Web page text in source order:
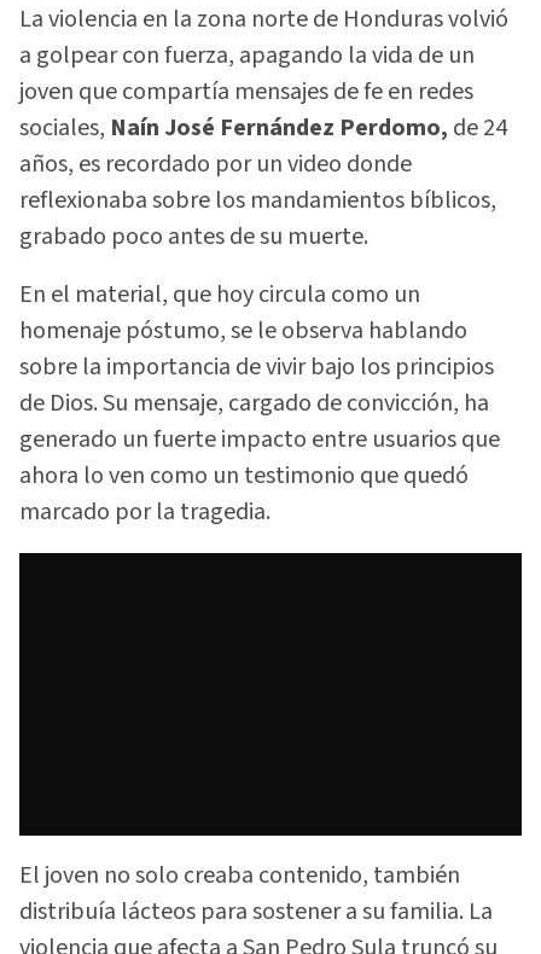
La violencia en la zona norte de Honduras volvió
a golpear con fuerza, apagando la vida de un
joven que compartía mensajes de fe en redes
sociales, Naín José Fernández Perdomo, de 24
años, es recordado por un video donde
reflexionaba sobre los mandamientos bíblicos,
grabado poco antes de su muerte.
En el material, que hoy circula como un
homenaje póstumo, se le observa hablando
sobre la importancia de vivir bajo los principios
de Dios. Su mensaje, cargado de convicción, ha
generado un fuerte impacto entre usuarios que
ahora lo ven como un testimonio que quedó
marcado por la tragedia.
El joven no solo creaba contenido, también
distribuía lácteos para sostener a su familia. La